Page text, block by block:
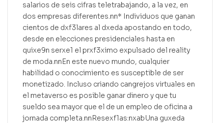
salarios de seis cifras teletrabajando, a la vez, en
dos empresas diferentes.nn* Individuos que ganan
cientos de dxf3lares al dxeda apostando en todo,
desde en elecciones presidenciales hasta en
quixe9n serxe1 el prxf3ximo expulsado del reality
de moda.nnEn este nuevo mundo, cualquier
habilidad o conocimiento es susceptible de ser
monetizado. Incluso criando cangrejos virtuales en
el metaverso es posible ganar dinero y que tu
sueldo sea mayor que el de un empleo de oficina a
jornada completa.nnResexf1as:nxabUna guxeda